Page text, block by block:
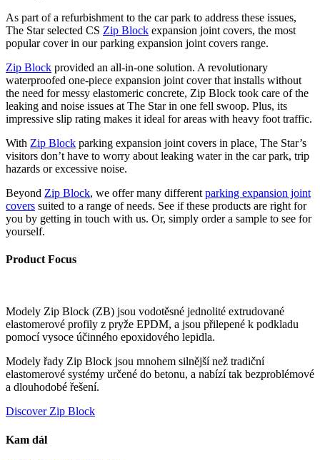
As part of a refurbishment to the car park to address these issues,
The Star selected CS Zip Block expansion joint covers, the most
popular cover in our parking expansion joint covers range.
Zip Block provided an all-in-one solution. A revolutionary
waterproofed one-piece expansion joint cover that installs without
the need for messy elastomeric concrete, Zip Block took care of the
leaking and noise issues at The Star in one fell swoop. Plus, its
impressive slip rating makes it ideal for areas with heavy foot traffic.
With Zip Block parking expansion joint covers in place, The Star’s
visitors don’t have to worry about leaking water in the car park, trip
hazards or excessive noise.
Beyond Zip Block, we offer many different parking expansion joint
covers suited to a range of needs. See if these products are right for
you by getting in touch with us. Or, simply order a sample to see for
yourself.
Product Focus
Modely Zip Block (ZB) jsou vodotěsné jednolité extrudované
elastomerové profily z pryže EPDM, a jsou přilepené k podkladu
pomocí vysoce účinného epoxidového lepidla.
Modely řady Zip Block jsou mnohem silnější než tradiční
elastomerové systémy určené do betonu, a nabízí tak bezproblémové
a dlouhodobé řešení.
Discover Zip Block
Kam dál